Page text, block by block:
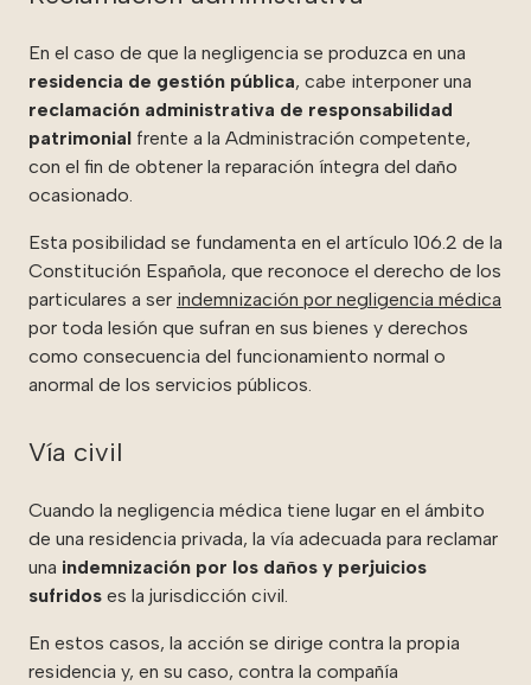
En el caso de que la negligencia se produzca en una
residencia de gestión pública, cabe interponer una
reclamación administrativa de responsabilidad
patrimonial frente a la Administración competente,
con el fin de obtener la reparación íntegra del daño
ocasionado.
Esta posibilidad se fundamenta en el artículo 106.2 de la
Constitución Española, que reconoce el derecho de los
particulares a ser indemnización por negligencia médica
por toda lesión que sufran en sus bienes y derechos
como consecuencia del funcionamiento normal o
anormal de los servicios públicos.
Vía civil
Cuando la negligencia médica tiene lugar en el ámbito
de una residencia privada, la vía adecuada para reclamar
una indemnización por los daños y perjuicios
sufridos es la jurisdicción civil.
En estos casos, la acción se dirige contra la propia
residencia y, en su caso, contra la compañía